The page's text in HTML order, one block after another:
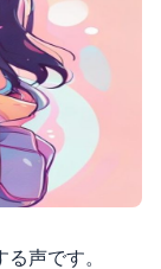
声です。